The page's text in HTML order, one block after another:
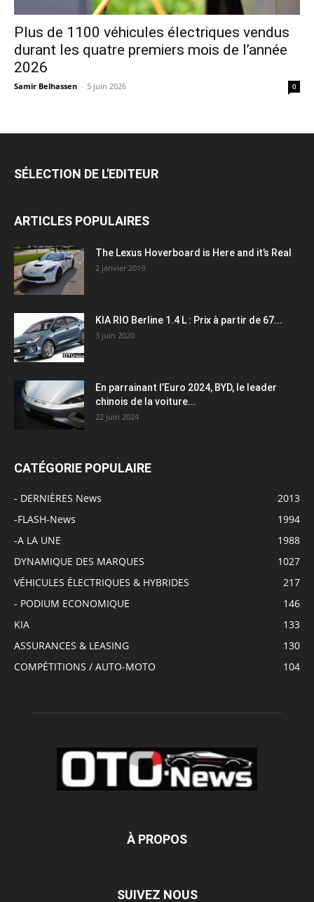
Plus de 1100 véhicules électriques vendus
durant les quatre premiers mois de l’année
2026
Samir Belhassen - 5 juin 2026 0
SÉLECTION DE L'EDITEUR
ARTICLES POPULAIRES
The Lexus Hoverboard is Here and it’s Real
2 janvier 2019
KIA RIO Berline 1.4 L : Prix à partir de 67...
3 juin 2020
En parrainant l’Euro 2024, BYD, le leader
chinois de la voiture...
22 juin 2024
CATÉGORIE POPULAIRE
- DERNIÈRES News
2013
-FLASH-News
1994
-A LA UNE
1988
DYNAMIQUE DES MARQUES
1027
VÉHICULES ÉLECTRIQUES & HYBRIDES
217
- PODIUM ECONOMIQUE
146
KIA
133
ASSURANCES & LEASING
130
COMPÉTITIONS / AUTO-MOTO
104
À PROPOS
SUIVEZ NOUS